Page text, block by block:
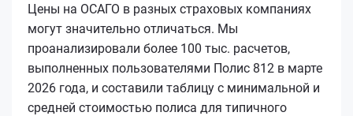
Цены на ОСАГО в разных страховых компаниях
могут значительно отличаться. Мы
проанализировали более 100 тыс. расчетов,
выполненных пользователями Полис 812 в марте
2026 года, и составили таблицу с минимальной и
средней стоимостью полиса для типичного